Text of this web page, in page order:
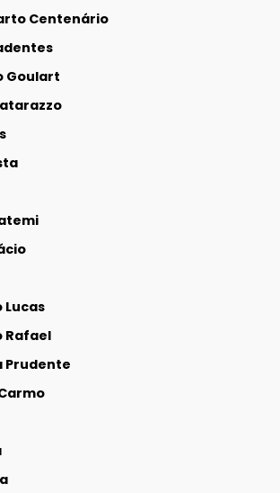
Centenário
Goulart
Lucas
Rafael
Prudente